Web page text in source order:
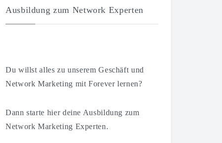
Ausbildung zum Network Experten
Du willst alles zu unserem Geschäft und
Network Marketing mit Forever lernen?
Dann starte hier deine Ausbildung zum
Network Marketing Experten.